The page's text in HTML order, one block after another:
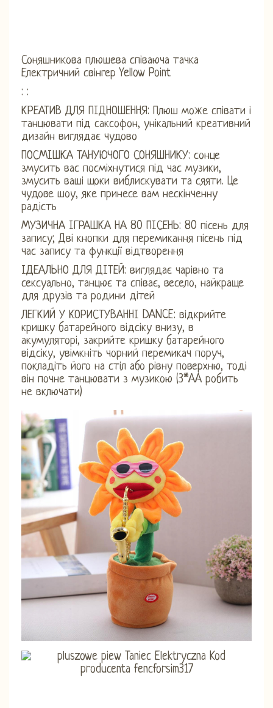
Соняшникова плюшева співаюча тачка
Електричний свінгер Yellow Point
: :
КРЕАТИВ ДЛЯ ПІДНОШЕННЯ: Плюш може співати і
танцювати під саксофон, унікальний креативний
дизайн виглядає чудово
ПОСМІШКА ТАНУЮЧОГО СОНЯШНИКУ: сонце
змусить вас посміхнутися під час музики,
змусить ваші щоки виблискувати та сяяти. Це
чудове шоу, яке принесе вам нескінченну
радість
МУЗИЧНА ІГРАШКА НА 80 ПІСЕНЬ: 80 пісень для
запису; Дві кнопки для перемикання пісень під
час запису та функції відтворення
ІДЕАЛЬНО ДЛЯ ДІТЕЙ: виглядає чарівно та
сексуально, танцює та співає, весело, найкраще
для друзів та родини дітей
ЛЕГКИЙ У КОРИСТУВАННІ DANCE: відкрийте
кришку батарейного відсіку внизу, в
акумуляторі, закрийте кришку батарейного
відсіку, увімкніть чорний перемикач поруч,
покладіть його на стіл або рівну поверхню, тоді
він почне танцювати з музикою (3*AA робить
не включати)